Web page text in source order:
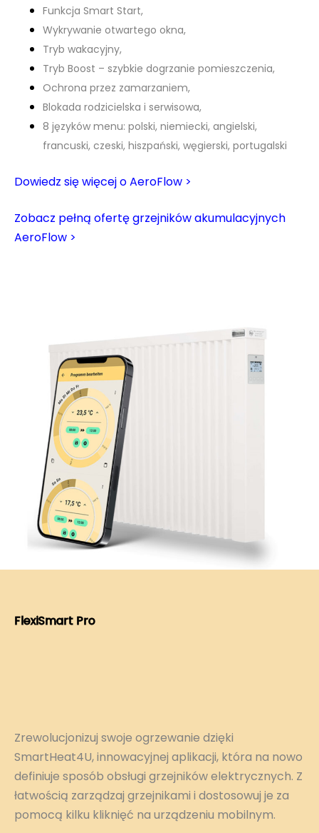
Funkcja Smart Start,
Wykrywanie otwartego okna,
Tryb wakacyjny,
Tryb Boost – szybkie dogrzanie pomieszczenia,
Ochrona przez zamarzaniem,
Blokada rodzicielska i serwisowa,
8 języków menu: polski, niemiecki, angielski,
francuski, czeski, hiszpański, węgierski, portugalski
Dowiedz się więcej o AeroFlow >
Zobacz pełną ofertę grzejników akumulacyjnych
AeroFlow >
FlexiSmart Pro
Zrewolucjonizuj swoje ogrzewanie dzięki
SmartHeat4U, innowacyjnej aplikacji, która na nowo
definiuje sposób obsługi grzejników elektrycznych. Z
łatwością zarządzaj grzejnikami i dostosowuj je za
pomocą kilku kliknięć na urządzeniu mobilnym.